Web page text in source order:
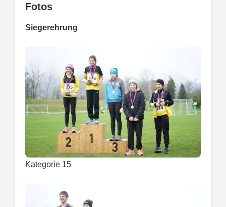
Fotos
Siegerehrung
Kategorie 15